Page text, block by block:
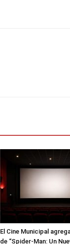
El Cine Municipal
de “Spider-Man: Un